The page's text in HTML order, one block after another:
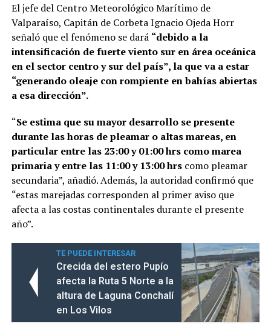
El jefe del Centro Meteorológico Marítimo de
Valparaíso, Capitán de Corbeta Ignacio Ojeda Horr
señaló que el fenómeno se dará “debido a la
intensificación de fuerte viento sur en área oceánica
en el sector centro y sur del país”, la que va a estar
“generando oleaje con rompiente en bahías abiertas
a esa dirección”.
“Se estima que su mayor desarrollo se presente
durante las horas de pleamar o altas mareas, en
particular entre las 23:00 y 01:00 hrs como marea
primaria y entre las 11:00 y 13:00 hrscomo pleamar
secundaria”, añadió. Además, la autoridad confirmó que
“estas marejadas corresponden al primer aviso que
afecta a las costas continentales durante el presente
año”.
TE PUEDE INTERESAR
Crecida del estero Pupío
afecta la Ruta 5 Norte a la
altura de Laguna Conchalí
en Los Vilos